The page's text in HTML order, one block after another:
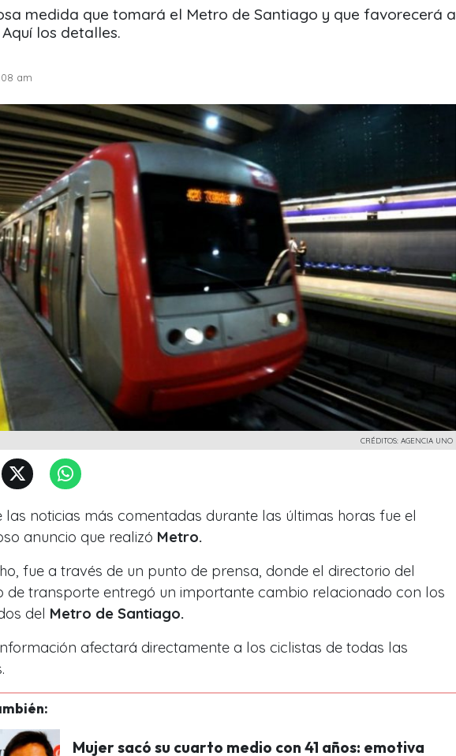
medida que tomará el Metro de Santiago y que favorecerá a
los detalles.
am
CRÉDITOS: AGENCIA UNO
las noticias más comentadas durante las últimas horas fue el
anuncio que realizó Metro.
fue a través de un punto de prensa, donde el directorio del
de transporte entregó un importante cambio relacionado con los
del Metro de Santiago.
afectará directamente a los ciclistas de todas las
Mujer sacó su cuarto medio con 41 años: emotiva